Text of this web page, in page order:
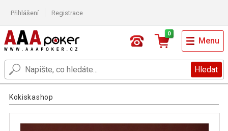
Přihlášení Registrace
Hledat
0
Menu
Kokiskashop